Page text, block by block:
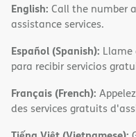
English: Call the number
assistance services.
Español (Spanish): Llame
para recibir servicios
Français (French):
des services gratuits